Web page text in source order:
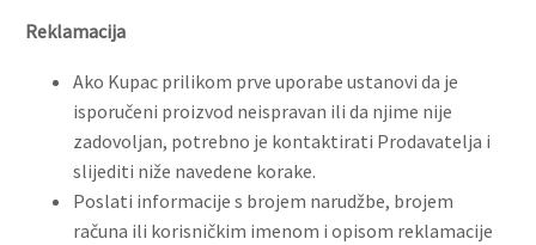
Reklamacija
Ako Kupac prilikom prve uporabe ustanovi da je
isporučeni proizvod neispravan ili da njime nije
zadovoljan, potrebno je kontaktirati Prodavatelja i
slijediti niže navedene korake.
Poslati informacije s brojem narudžbe, brojem
računa ili korisničkim imenom i opisom reklamacije